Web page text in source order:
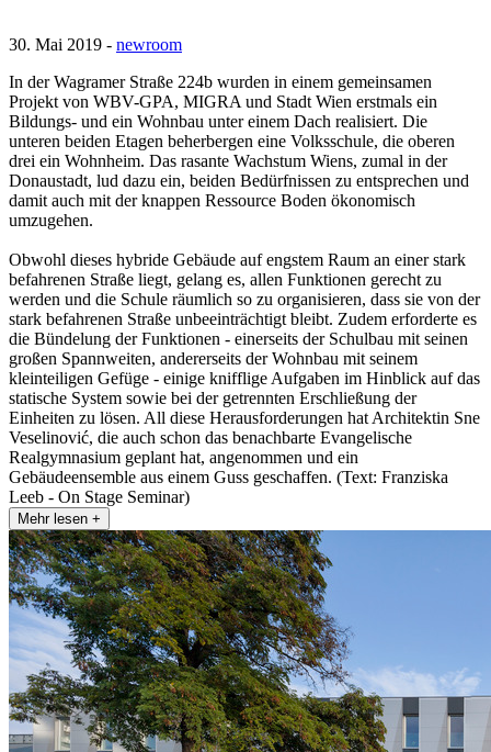
30. Mai 2019 - newroom
In der Wagramer Straße 224b wurden in einem gemeinsamen
Projekt von WBV-GPA, MIGRA und Stadt Wien erstmals ein
Bildungs- und ein Wohnbau unter einem Dach realisiert. Die
unteren beiden Etagen beherbergen eine Volksschule, die oberen
drei ein Wohnheim. Das rasante Wachstum Wiens, zumal in der
Donaustadt, lud dazu ein, beiden Bedürfnissen zu entsprechen und
damit auch mit der knappen Ressource Boden ökonomisch
umzugehen.
Obwohl dieses hybride Gebäude auf engstem Raum an einer stark
befahrenen Straße liegt, gelang es, allen Funktionen gerecht zu
werden und die Schule räumlich so zu organisieren, dass sie von der
stark befahrenen Straße unbeeinträchtigt bleibt. Zudem erforderte es
die Bündelung der Funktionen - einerseits der Schulbau mit seinen
großen Spannweiten, andererseits der Wohnbau mit seinem
kleinteiligen Gefüge - einige knifflige Aufgaben im Hinblick auf das
statische System sowie bei der getrennten Erschließung der
Einheiten zu lösen. All diese Herausforderungen hat Architektin Sne
Veselinović, die auch schon das benachbarte Evangelische
Realgymnasium geplant hat, angenommen und ein
Gebäudeensemble aus einem Guss geschaffen. (Text: Franziska
Leeb - On Stage Seminar)
Mehr lesen +